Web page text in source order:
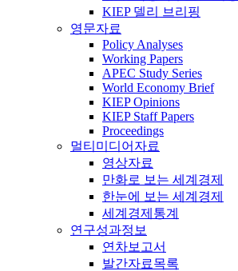
KIEP 델리 브리핑
영문자료
Policy Analyses
Working Papers
APEC Study Series
World Economy Brief
KIEP Opinions
KIEP Staff Papers
Proceedings
멀티미디어자료
영상자료
만화로 보는 세계경제
한눈에 보는 세계경제
세계경제통계
연구성과정보
연차보고서
발간자료목록